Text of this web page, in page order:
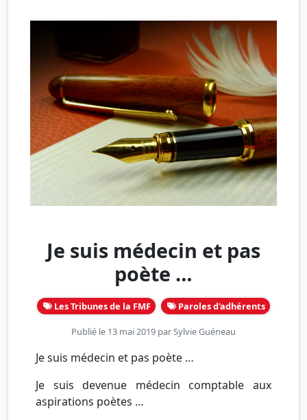
Je suis médecin et pas
poète …
Les Tribunes de la FMF Paroles d'adhérents
Publié le 13 mai 2019 parSylvie Guéneau
Je suis médecin et pas poète …
Je suis devenue médecin comptable aux
aspirations poètes …